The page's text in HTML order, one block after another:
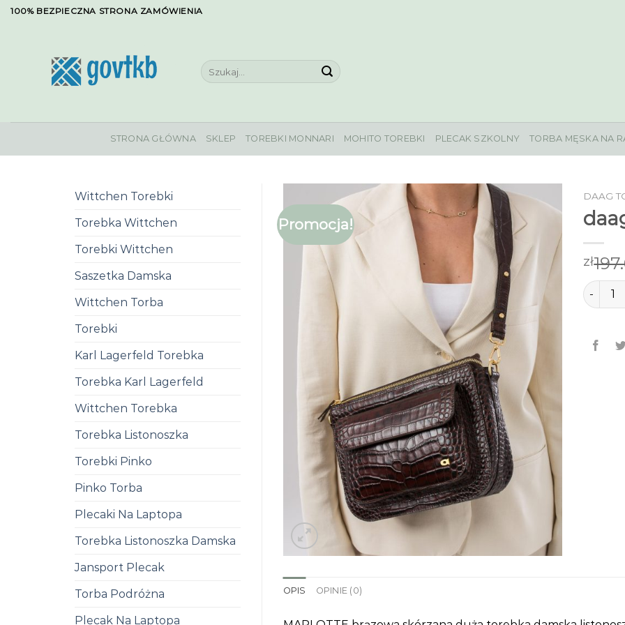
Skip100% BEZPIECZNA STRONA ZAMÓWIENIA
Szukaj:
STRONA GŁÓWNA SKLEP TOREBKI MONNARI MOHITO TOREBKI PLECAK SZKOLNY TORBA MĘSKA NA
Wittchen Torebki
Torebka Wittchen
Torebki Wittchen
Saszetka Damska
Wittchen Torba
Torebki
Karl Lagerfeld Torebka
Torebka Karl Lagerfeld
Wittchen Torebka
Torebka Listonoszka
Torebki Pinko
Pinko Torba
Plecaki Na Laptopa
Torebka Listonoszka Damska
Jansport Plecak
Torba Podróżna
Plecak Na Laptopa
Promocja!
DAAG
zł
ilość
OPIS OPINIE (0)